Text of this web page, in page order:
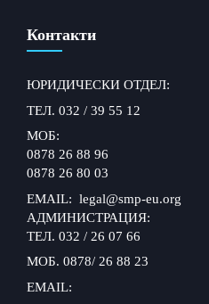
Контакти
ЮРИДИЧЕСКИ ОТДЕЛ:
ТЕЛ. 032 / 39 55 12
МОБ:
0878 26 88 96
0878 26 80 03
EMAIL: legal@smp-eu.org
АДМИНИСТРАЦИЯ:
ТЕЛ. 032 / 26 07 66
МОБ. 0878/ 26 88 23
EMAIL: